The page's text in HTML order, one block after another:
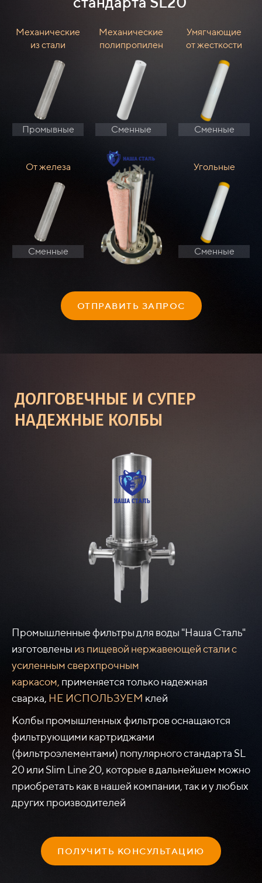
Механические
из стали
Промывные
Механические
полипропилен
Сменные
Умягчающие
от жесткости
Сменные
От железа
Сменные
Угольные
Сменные
ОТПРАВИТЬ ЗАПРОС
ДОЛГОВЕЧНЫЕ И СУПЕР
НАДЕЖНЫЕ КОЛБЫ
Промышленные фильтры для воды "Наша Сталь"
изготовлены из пищевой нержавеющей сталис
усиленным сверхпрочным
каркасом, применяется только надежная
сварка, НЕ ИСПОЛЬЗУЕМ клей
Колбы промышленных фильтров оснащаются
фильтрующими картриджами
(фильтроэлементами) популярного стандарта SL
20 или Slim Line 20, которые в дальнейшем можно
приобретать как в нашей компании, так и у любых
других производителей
ПОЛУЧИТЬ КОНСУЛЬТАЦИЮ